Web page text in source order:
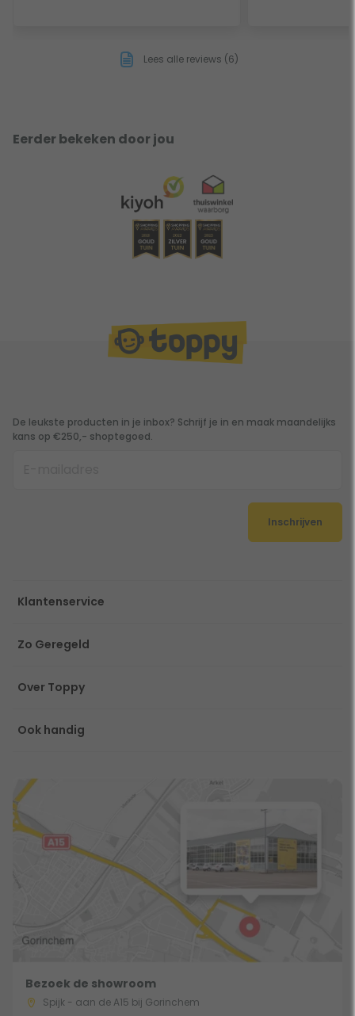
Lees alle reviews (6)
Eerder bekeken door jou
De leukste producten in je inbox? Schrijf je in en maak maandelijks
kans op €250,- shoptegoed.
Inschrijven
Klantenservice
Zo Geregeld
Over Toppy
Ook handig
Bezoek de showroom
Spijk - aan de A15 bij Gorinchem